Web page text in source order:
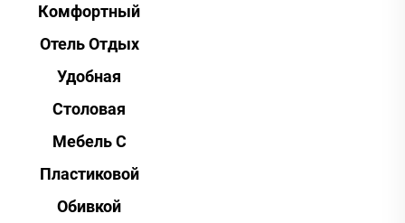
Комфортный
Отель Отдых
Удобная
Столовая
Мебель С
Пластиковой
Обивкой